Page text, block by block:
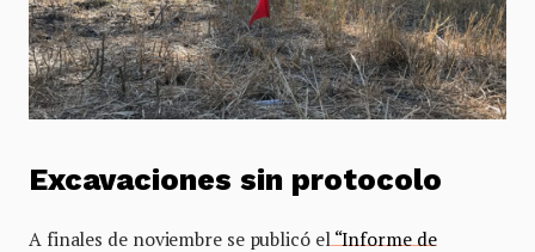
Excavaciones sin protocolo
A finales de noviembre se publicó el “Informe de